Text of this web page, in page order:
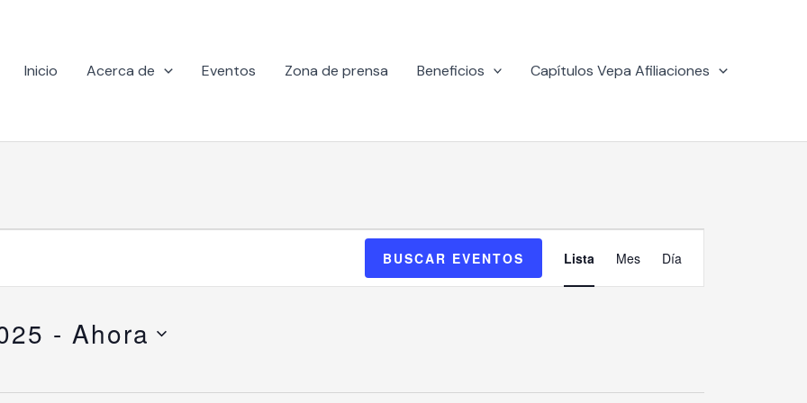
Inicio Acerca de Eventos Zona de prensa Beneficios Capítulos Vepa Afiliaciones
BUSCAR EVENTOS
de
Lista Mes Día
- Ahora